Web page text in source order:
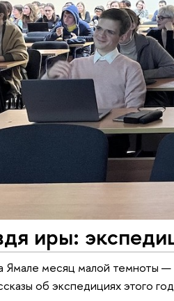
иры:
Ямале месяц малой темноты —
об экспедициях этого